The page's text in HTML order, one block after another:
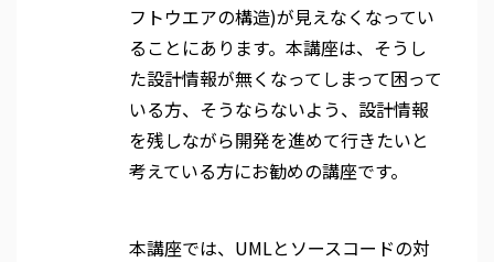
フトウエアの構造)が見えなくなってい
ることにあります。本講座は、そうし
た設計情報が無くなってしまって困って
いる方、そうならないよう、設計情報
を残しながら開発を進めて行きたいと
考えている方にお勧めの講座です。
本講座では、UMLとソースコードの対